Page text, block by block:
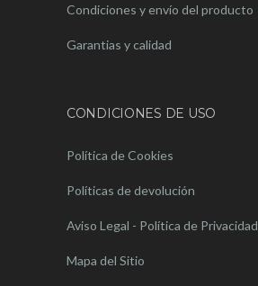
Condiciones y envío del producto
Garantias y calidad
CONDICIONES DE USO
Política de Cookies
Políticas de devolución
Aviso Legal - Política de Privacidad
Mapa del Sitio